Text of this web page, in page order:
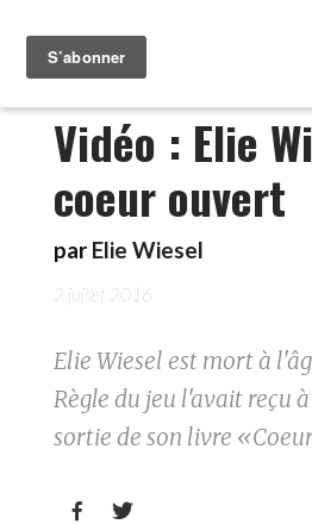
Vidéo : Elie
coeur ouvert
par Elie Wiesel
2 juillet 2016
Elie Wiesel est mort à
Règle du jeu l'avait reçu
sortie de son livre
 